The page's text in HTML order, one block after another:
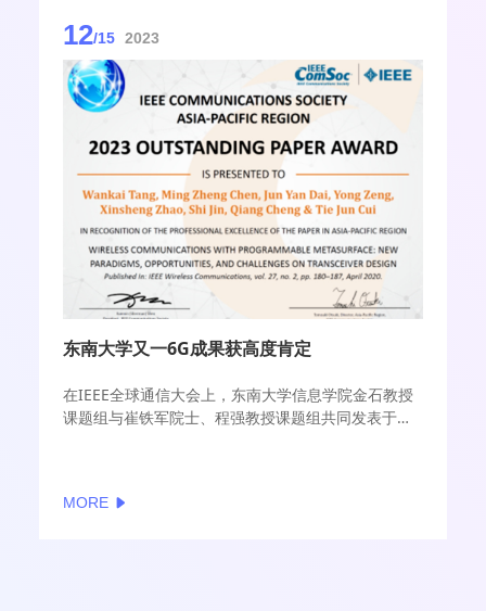
12/15 2023
东南大学又一6G成果获高度肯定
在IEEE全球通信大会上，东南大学信息学院金石教授
课题组与崔铁军院士、程强教授课题组共同发表于
challenges on transceiver design”，获评为2023年
MORE